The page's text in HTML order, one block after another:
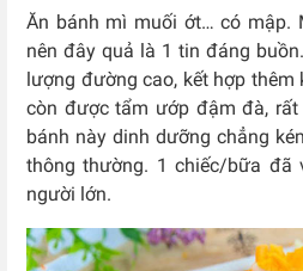
Ăn bánh mì muối ớt… có mập.
nên đây quả là 1 tin đáng
lượng đường cao, kết hợp
còn được tẩm ướp đậm đà,
bánh này dinh dưỡng chẳng
thông thường. 1 chiếc/bữa
người lớn.